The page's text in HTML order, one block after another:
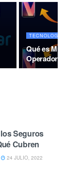
TECNOLOGIA
Qué es
Seguros
Cubren
24 JULIO, 2022